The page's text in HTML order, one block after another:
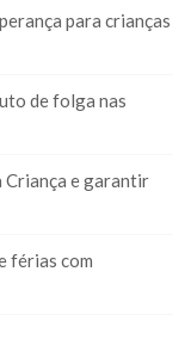
para crianças
de folga nas
Criança e garantir
férias com